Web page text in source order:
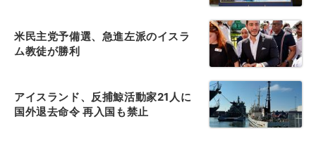
米民主党予備選、急進左派のイスラ
ム教徒が勝利
アイスランド、反捕鯨活動家21人に
国外退去命令 再入国も禁止